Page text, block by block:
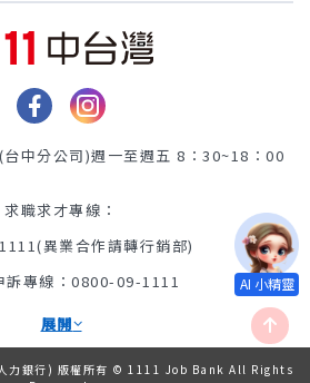
中分公司)週一至週五 8：30~18：00
求職求才專線：
異業合作請轉行銷部)
訴專線：0800-09-1111
展開
力銀行) 版權所有 © 1111 Job Bank All Rights